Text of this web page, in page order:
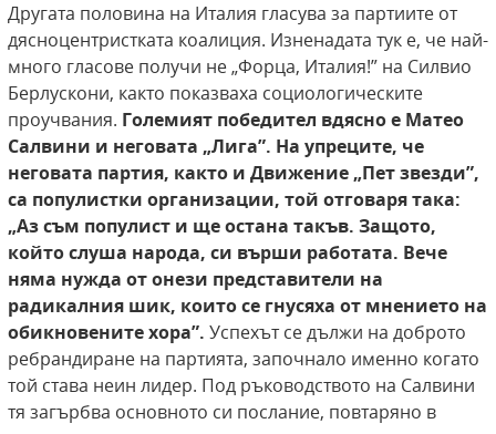
Другата половина на Италия гласува за партиите от
дясноцентристката коалиция. Изненадата тук е, че най-
много гласове получи не „Форца, Италия!” на Силвио
Берлускони, както показваха социологическите
проучвания. Големият победител вдясно е Матео
Салвини и неговата „Лига”. На упреците, че
неговата партия, както и Движение „Пет звезди”,
са популистки организации, той отговарятака:
„Аз съм популист и ще остана такъв. Защото,
който слуша народа, си върши работата. Вече
няма нужда от онези представители на
радикалния шик, които се гнусяха от мнението на
обикновените хора”. Успехът се дължи на доброто
ребрандиране на партията, започнало именно когато
той става неин лидер. Под ръководството на Салвини
тя загърбва основното си послание, повтаряно в